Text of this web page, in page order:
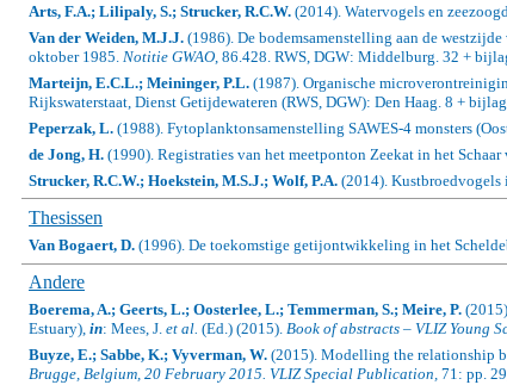
Arts, F.A.; Lilipaly, S.; Strucker, R.C.W. (2014). Watervogels en
Van der Weiden, M.J.J. (1986). De bodemsamenstelling aan de
oktober 1985. Notitie GWAO , 86.428. RWS, DGW: Middelburg. 32 +
Marteijn, E.C.L.; Meininger, P.L. (1987). Organische
Rijkswaterstaat, Dienst Getijdewateren (RWS, DGW): Den Haag. 8 +
Peperzak, L. (1988). Fytoplanktonsamenstelling SAWES-4 monsters
de Jong, H. (1990). Registraties van het meetponton Zeekat in het Schaar
Strucker, R.C.W.; Hoekstein, M.S.J.; Wolf, P.A. (2014). Kustbroedvogels
Thesissen
Van Bogaert, D. (1996). De toekomstige getijontwikkeling in het
Andere
Boerema, A.; Geerts, L.; Oosterlee, L.; Temmerman, S.; Meire, P.
Estuary), in: Mees, J. et al. (Ed.) (2015). Book of abstracts – VLIZ Young
Buyze, E.; Sabbe, K.; Vyverman, W. (2015). Modelling the relationship
Brugge, Belgium, 20 February 2015. VLIZ Special Publication, 71: pp. 29